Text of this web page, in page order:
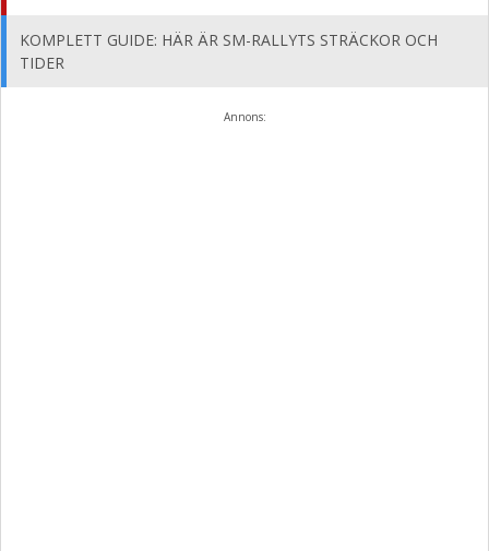
KOMPLETT GUIDE: HÄR ÄR SM-RALLYTS STRÄCKOR OCH
TIDER
Annons: